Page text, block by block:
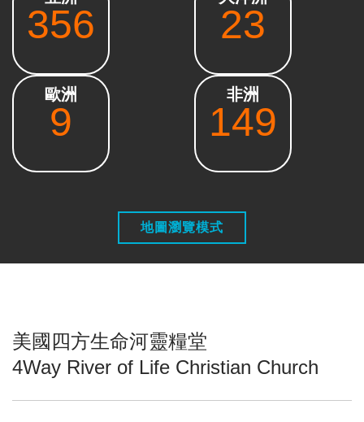
356 23
歐洲
9
非洲
149
地圖瀏覽模式
美國四方生命河靈糧堂
4Way River of Life Christian Church